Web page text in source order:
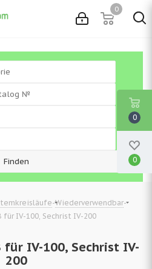
0
-Wiederverwendbar-
für IV-100, Sechrist IV-200
für IV-100, Sechrist IV-
200
0
0